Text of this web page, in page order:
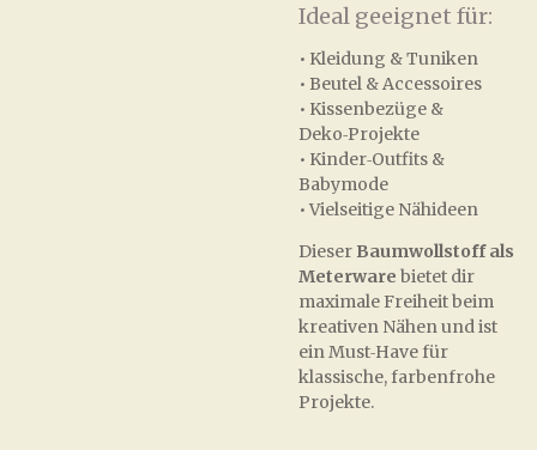
Ideal geeignet für:
• Kleidung & Tuniken
• Beutel & Accessoires
• Kissenbezüge &
Deko‑Projekte
• Kinder‑Outfits &
Babymode
• Vielseitige Nähideen
Dieser Baumwollstoff als
Meterware bietet dir
maximale Freiheit beim
kreativen Nähen und ist
ein Must‑Have für
klassische, farbenfrohe
Projekte.